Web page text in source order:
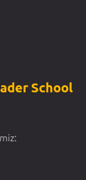
School